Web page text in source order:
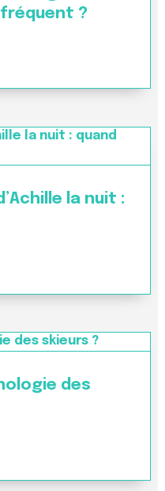
fréquent ?
la nuit :
des